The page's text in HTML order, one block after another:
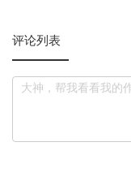
评论列表